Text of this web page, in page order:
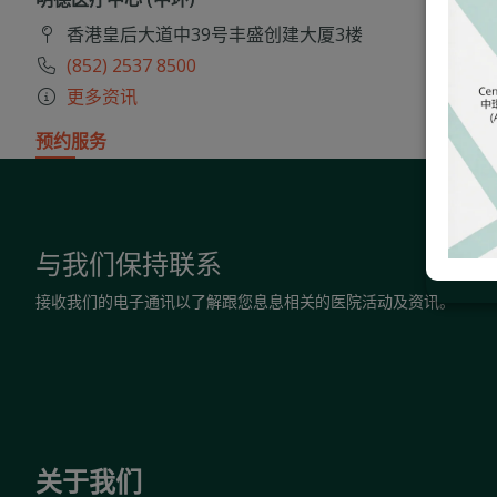
香港皇后大道中39号丰盛创建大厦3楼
(852) 2537 8500
更多资讯
预约服务
与我们保持联系
接收我们的电子通讯以了解跟您息息相关的医院活动及资讯。
关于我们